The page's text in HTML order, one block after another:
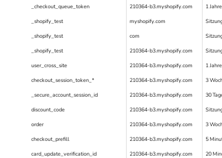
_checkout_queue_token 210364-b3.myshopify.com 1 Jahre
_shopify_test myshopify.com
_shopify_test com
_shopify_test 210364-b3.myshopify.com
user_cross_site 210364-b3.myshopify.com 1 Jahre
checkout_session_token_* 210364-b3.myshopify.com 3
_secure_account_session_id 210364-b3.myshopify.com 30
discount_code 210364-b3.myshopify.com
order 210364-b3.myshopify.com 3
checkout_prefill 210364-b3.myshopify.com 5
card_update_verification_id 210364-b3.myshopify.com 20